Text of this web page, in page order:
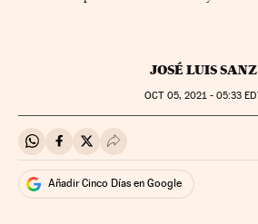
JOSÉ LUIS SANZ
OCT05, 2021 - 05:33
Compartir en Whatsapp
Compartir en Facebook
Compartir en Twitter
Desplegar Redes
Añadir Cinco Días en Google